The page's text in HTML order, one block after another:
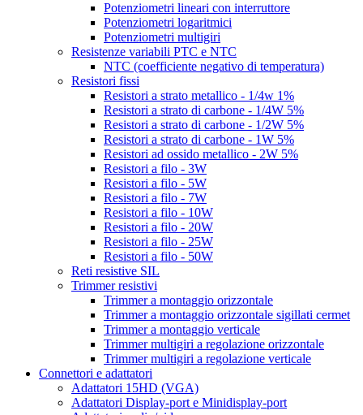
Potenziometri lineari con interruttore
Potenziometri logaritmici
Potenziometri multigiri
Resistenze variabili PTC e NTC
NTC (coefficiente negativo di temperatura)
Resistori fissi
Resistori a strato metallico - 1/4w 1%
Resistori a strato di carbone - 1/4W 5%
Resistori a strato di carbone - 1/2W 5%
Resistori a strato di carbone - 1W 5%
Resistori ad ossido metallico - 2W 5%
Resistori a filo - 3W
Resistori a filo - 5W
Resistori a filo - 7W
Resistori a filo - 10W
Resistori a filo - 20W
Resistori a filo - 25W
Resistori a filo - 50W
Reti resistive SIL
Trimmer resistivi
Trimmer a montaggio orizzontale
Trimmer a montaggio orizzontale sigillati cermet
Trimmer a montaggio verticale
Trimmer multigiri a regolazione orizzontale
Trimmer multigiri a regolazione verticale
Connettori e adattatori
Adattatori 15HD (VGA)
Adattatori Display-port e Minidisplay-port